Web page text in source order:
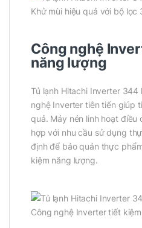
Công nghệ
năng lượng
Tủ lạnh Hitachi Inverter 344
nghệ Inverter tiên tiến giúp
quả. Máy nén linh hoạt điều
hợp với nhu cầu sử dụng
định để bảo quản thực
kiệm năng lượng.